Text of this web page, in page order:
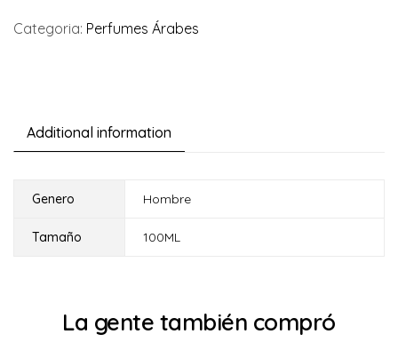
Categoria: Perfumes Árabes
Additional information
Genero Hombre
Tamaño 100ML
La gente también compró